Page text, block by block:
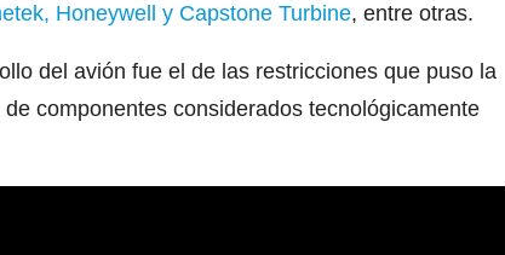
Honeywell y Capstone Turbine, entre otras.
del avión fue el de las restricciones que puso la
componentes considerados tecnológicamente